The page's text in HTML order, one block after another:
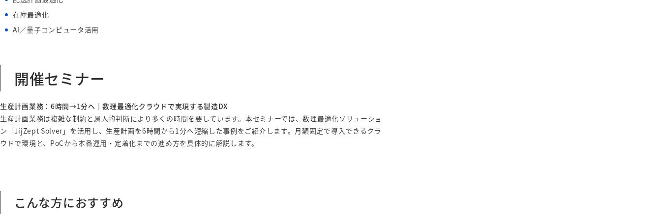
在庫最適化
AI／量子コンピュータ活用
開催セミナー
生産計画業務：6時間→1分へ｜数理最適化クラウドで実現する製造DX
生産計画業務は複雑な制約と属人的判断により多くの時間を要しています。本セミナーでは、数理最適化ソリューショ
ン「JijZept Solver」を活用し、生産計画を6時間から1分へ短縮した事例をご紹介します。月額固定で導入できるクラ
ウドで環境と、PoCから本番運用・定着化までの進め方を具体的に解説します。
こんな方におすすめ